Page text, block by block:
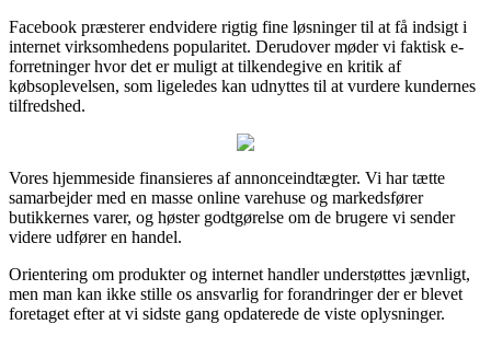
Facebook præsterer endvidere rigtig fine løsninger til at få indsigt i
internet virksomhedens popularitet. Derudover møder vi faktisk e-
forretninger hvor det er muligt at tilkendegive en kritik af
købsoplevelsen, som ligeledes kan udnyttes til at vurdere kundernes
tilfredshed.
Vores hjemmeside finansieres af annonceindtægter. Vi har tætte
samarbejder med en masse online varehuse og markedsfører
butikkernes varer, og høster godtgørelse om de brugere vi sender
videre udfører en handel.
Orientering om produkter og internet handler understøttes jævnligt,
men man kan ikke stille os ansvarlig for forandringer der er blevet
foretaget efter at vi sidste gang opdaterede de viste oplysninger.